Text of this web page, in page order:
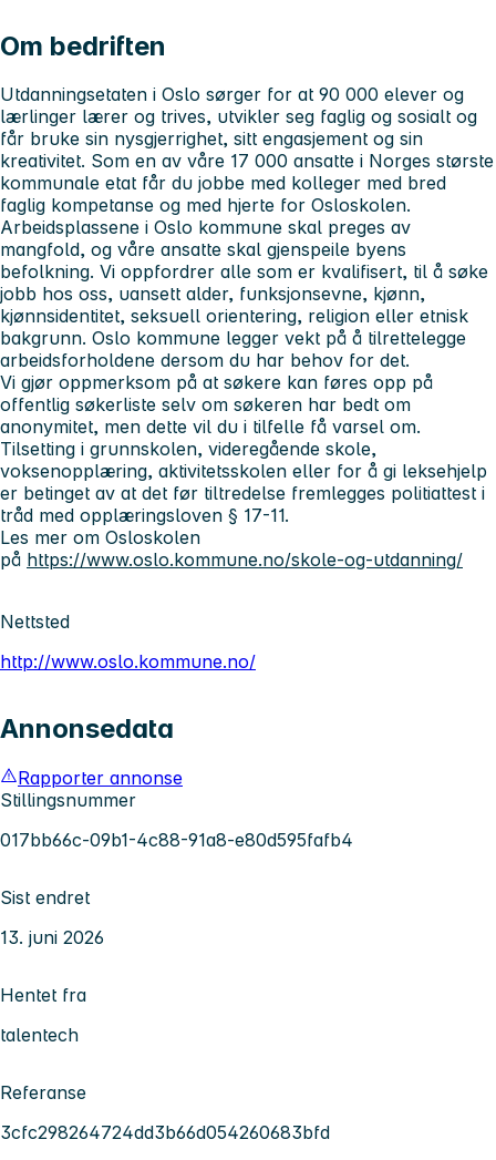
Om bedriften
Utdanningsetaten i Oslo sørger for at 90 000 elever og
lærlinger lærer og trives, utvikler seg faglig og sosialt og
får bruke sin nysgjerrighet, sitt engasjement og sin
kreativitet. Som en av våre 17 000 ansatte i Norges største
kommunale etat får du jobbe med kolleger med bred
faglig kompetanse og med hjerte for Osloskolen.
Arbeidsplassene i Oslo kommune skal preges av
mangfold, og våre ansatte skal gjenspeile byens
befolkning. Vi oppfordrer alle som er kvalifisert, til å søke
jobb hos oss, uansett alder, funksjonsevne, kjønn,
kjønnsidentitet, seksuell orientering, religion eller etnisk
bakgrunn. Oslo kommune legger vekt på å tilrettelegge
arbeidsforholdene dersom du har behov for det.
Vi gjør oppmerksom på at søkere kan føres opp på
offentlig søkerliste selv om søkeren har bedt om
anonymitet, men dette vil du i tilfelle få varsel om.
Tilsetting i grunnskolen, videregående skole,
voksenopplæring, aktivitetsskolen eller for å gi leksehjelp
er betinget av at det før tiltredelse fremlegges politiattest i
tråd med opplæringsloven § 17-11.
Les mer om Osloskolen
på https://www.oslo.kommune.no/skole-og-utdanning/
Nettsted
http://www.oslo.kommune.no/
Annonsedata
Rapporter annonse
Stillingsnummer
017bb66c-09b1-4c88-91a8-e80d595fafb4
Sist endret
13. juni 2026
Hentet fra
talentech
Referanse
3cfc298264724dd3b66d054260683bfd